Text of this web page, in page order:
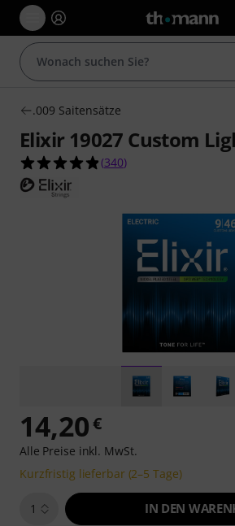
.009 Saitensätze
Elixir 19027 Custom
4.8 von 5 Sternen aus
(340)
14,20€
Alle Preise inkl. MwSt.
Kurzfristig lieferbar (2–5 Tage)
1 IN DEN